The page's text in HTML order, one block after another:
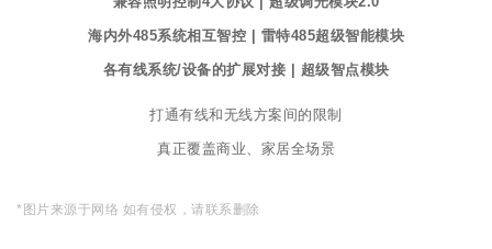
海内外485系统相互智控 | 雷特485超级智能模块
各有线系统/设备的扩展对接 | 超级智点模块
打通有线和无线方案间的限制
真正覆盖商业、家居全场景
*图片来源于网络 如有侵权，请联系删除